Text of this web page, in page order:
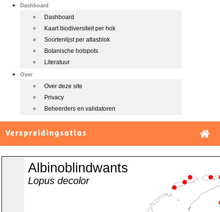
Dashboard
Dashboard
Kaart biodiversiteit per hok
Soortenlijst per atlasblok
Botanische hotspots
Literatuur
Over
Over deze site
Privacy
Beheerders en validatoren
Verspreidingsatlas